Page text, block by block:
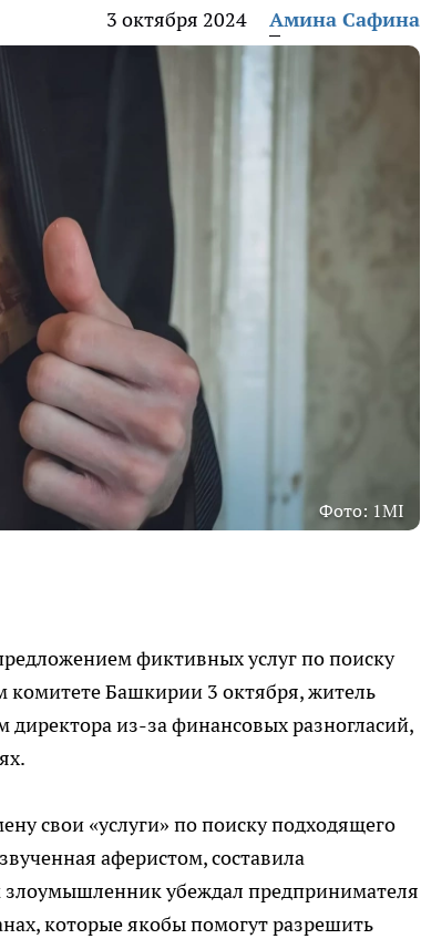
3 октября 2024 Амина Сафина
Фото: 1MI
фиктивных услуг по поиску
Башкирии 3 октября, житель
из-за финансовых разногласий,
свои «услуги» по поиску подходящего
аферистом, составила
убеждал предпринимателя
которые якобы помогут разрешить